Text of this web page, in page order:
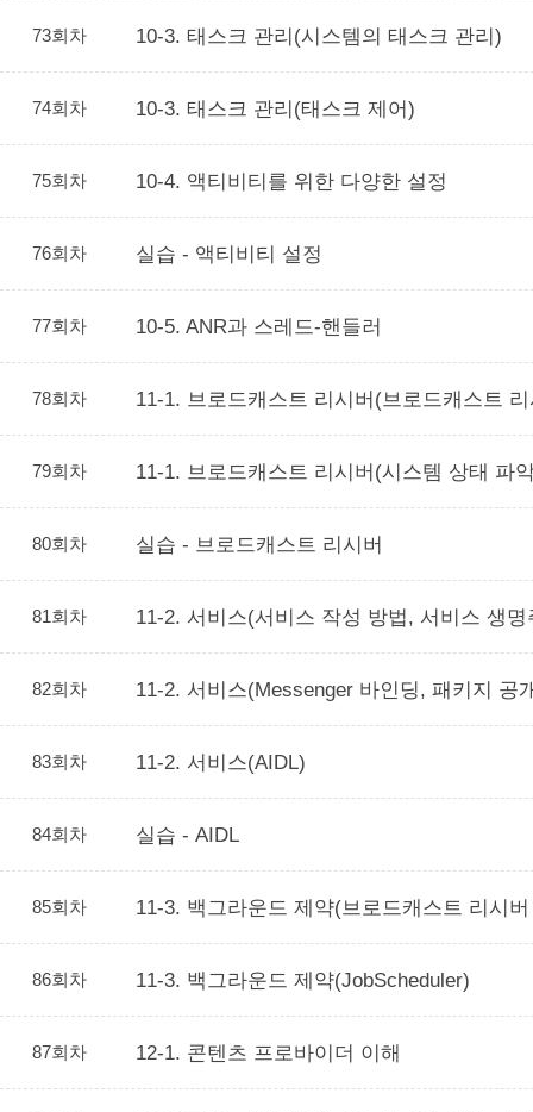
73회차 10-3. 태스크 관리(시스템의 태스크 관리)
74회차 10-3. 태스크 관리(태스크 제어)
75회차 10-4. 액티비티를 위한 다양한 설정
76회차 실습 - 액티비티 설정
77회차 10-5. ANR과 스레드-핸들러
78회차 11-1. 브로드캐스트 리시버(브로드캐스트
79회차 11-1. 브로드캐스트 리시버(시스템 상태 파
80회차 실습 - 브로드캐스트 리시버
81회차 11-2. 서비스(서비스 작성 방법, 서비스 생명
82회차 11-2. 서비스(Messenger 바인딩, 패키지 공
83회차 11-2. 서비스(AIDL)
84회차 실습 - AIDL
85회차 11-3. 백그라운드 제약(브로드캐스트 리시
86회차 11-3. 백그라운드 제약(JobScheduler)
87회차 12-1. 콘텐츠 프로바이더 이해